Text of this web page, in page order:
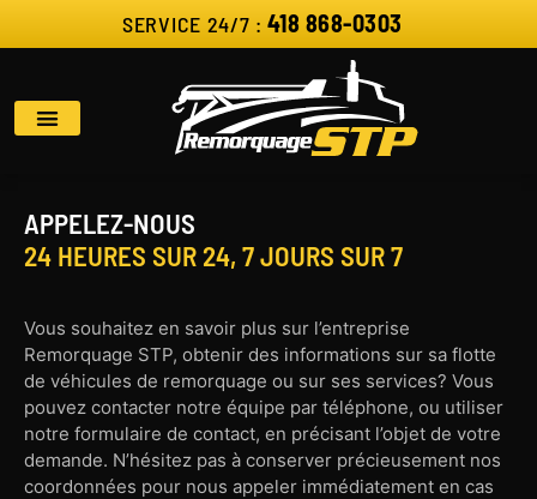
SERVICE 24/7 : 418 868-0303
APPELEZ-NOUS
24 HEURES SUR 24, 7 JOURS SUR 7
Vous souhaitez en savoir plus sur l’entreprise
Remorquage STP, obtenir des informations sur sa flotte
de véhicules de remorquage ou sur ses services? Vous
pouvez contacter notre équipe par téléphone, ou utiliser
notre formulaire de contact, en précisant l’objet de votre
demande. N’hésitez pas à conserver précieusement nos
coordonnées pour nous appeler immédiatement en cas